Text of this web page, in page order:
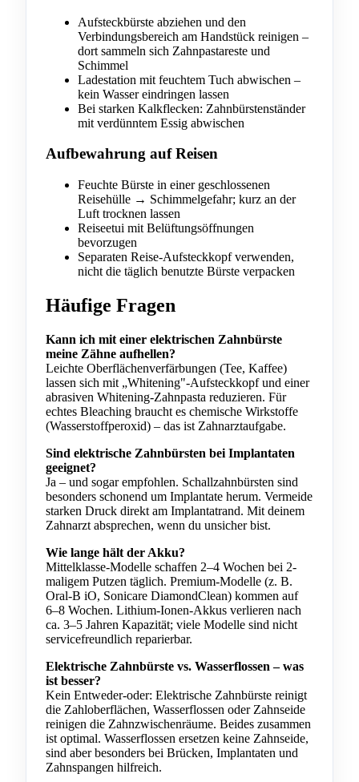
Aufsteckbürste abziehen und den
Verbindungsbereich am Handstück reinigen –
dort sammeln sich Zahnpastareste und
Schimmel
Ladestation mit feuchtem Tuch abwischen –
kein Wasser eindringen lassen
Bei starken Kalkflecken: Zahnbürstenständer
mit verdünntem Essig abwischen
Aufbewahrung auf Reisen
Feuchte Bürste in einer geschlossenen
Reisehülle → Schimmelgefahr; kurz an der
Luft trocknen lassen
Reiseetui mit Belüftungsöffnungen
bevorzugen
Separaten Reise-Aufsteckkopf verwenden,
nicht die täglich benutzte Bürste verpacken
Häufige Fragen
Kann ich mit einer elektrischen Zahnbürste
meine Zähne aufhellen?
Leichte Oberflächenverfärbungen (Tee, Kaffee)
lassen sich mit „Whitening"-Aufsteckkopf und einer
abrasiven Whitening-Zahnpasta reduzieren. Für
echtes Bleaching braucht es chemische Wirkstoffe
(Wasserstoffperoxid) – das ist Zahnarztaufgabe.
Sind elektrische Zahnbürsten bei Implantaten
geeignet?
Ja – und sogar empfohlen. Schallzahnbürsten sind
besonders schonend um Implantate herum. Vermeide
starken Druck direkt am Implantatrand. Mit deinem
Zahnarzt absprechen, wenn du unsicher bist.
Wie lange hält der Akku?
Mittelklasse-Modelle schaffen 2–4 Wochen bei 2-
maligem Putzen täglich. Premium-Modelle (z. B.
Oral-B iO, Sonicare DiamondClean) kommen auf
6–8 Wochen. Lithium-Ionen-Akkus verlieren nach
ca. 3–5 Jahren Kapazität; viele Modelle sind nicht
servicefreundlich reparierbar.
Elektrische Zahnbürste vs. Wasserflossen – was
ist besser?
Kein Entweder-oder: Elektrische Zahnbürste reinigt
die Zahloberflächen, Wasserflossen oder Zahnseide
reinigen die Zahnzwischenräume. Beides zusammen
ist optimal. Wasserflossen ersetzen keine Zahnseide,
sind aber besonders bei Brücken, Implantaten und
Zahnspangen hilfreich.